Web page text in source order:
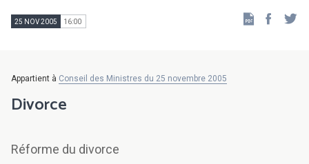
25 NOV 2005 16:00
Appartient à Conseil des Ministres du 25 novembre 2005
Divorce
Réforme du divorce